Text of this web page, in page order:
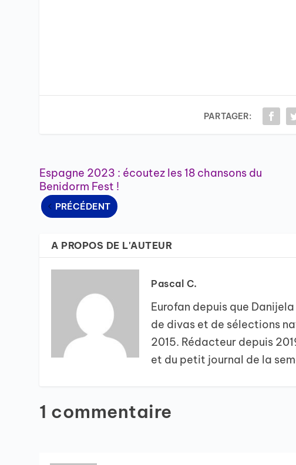
PARTAGER:
Espagne 2023 : écoutez les 18 chansons du
Benidorm Fest !
PRÉCÉDENT
A PROPOS DE L'AUTEUR
Pascal C.
Eurofan depuis que
de divas et de sélections
2015. Rédacteur depuis
et du petit journal de la
1 commentaire